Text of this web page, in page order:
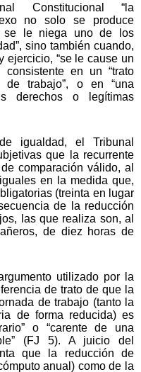
Constitucional “la
no solo se produce
se le niega uno de los
sino también cuando,
ejercicio, “se le cause un
consistente en un “trato
de trabajo”, o en “una
derechos o legítimas
igualdad, el Tribunal
que la recurrente
comparación válido, al
en la medida que,
(treinta en lugar
de la reducción
las que realiza son, al
de diez horas de
utilizado por la
de trato de que la
de trabajo (tanto la
de forma reducida) es
o “carente de una
(FJ 5). A juicio del
que la reducción de
anual) como de la